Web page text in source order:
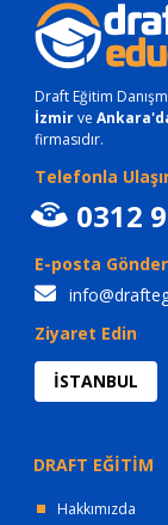
Draft Eğitim
İzmirve
firmasıdır.
Telefonla
0312
E-posta
Ziyaret Edin
İSTANBUL
DRAFT EĞİTİM
Hakkımızda